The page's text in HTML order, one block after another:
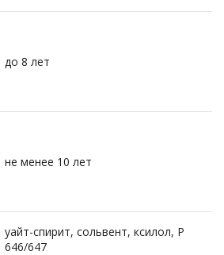
до 8 лет
не менее 10 лет
уайт-спирит, сольвент, ксилол, Р
646/647